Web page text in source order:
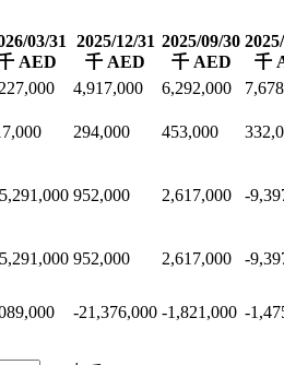
03/31
AED
2025/12/31
千 AED
2025/09/30
千 AED
千
4,917,000 6,292,000
294,000 453,000
952,000 2,617,000 -
952,000 2,617,000 -
-21,376,000 -1,821,000 -